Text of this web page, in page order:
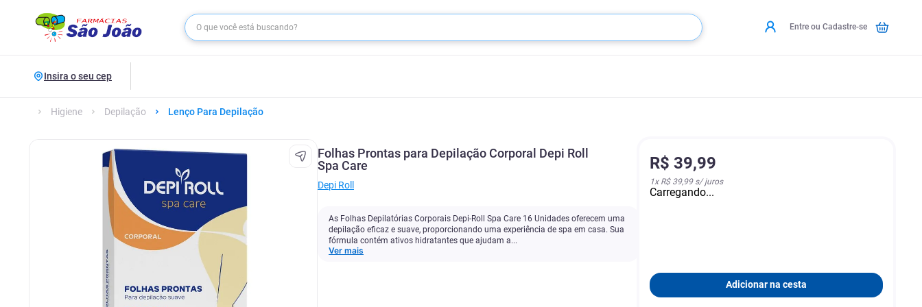
Entre ou Cadastre-se
Insira o seu cep
Higiene Depilação Lenço Para Depilação
Folhas Prontas para Depilação Corporal Depi Roll
Spa Care
Depi Roll
As Folhas Depilatórias Corporais Depi-Roll Spa Care 16 Unidades oferecem uma
depilação eficaz e suave, proporcionando uma experiência de spa em casa. Sua
fórmula contém ativos hidratantes que ajudam a...
Ver mais
R$ 39,99
1x R$ 39,99s/ juros
Carregando...
Adicionar na cesta